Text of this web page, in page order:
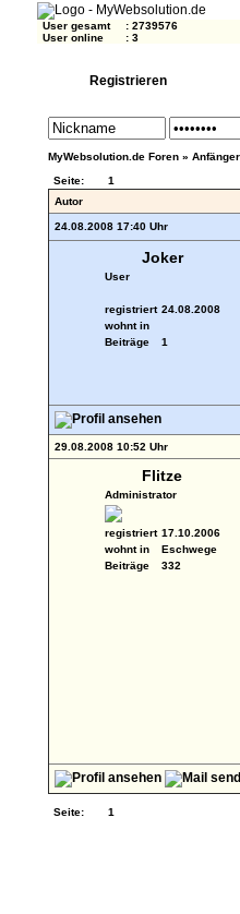
User gesamt : 2739576
User online
: 3
Registrieren
MyWebsolution.de Foren»
Seite:
1
Autor
24.08.2008 17:40 Uhr
Joker
User
registriert 24.08.2008
wohnt in
Beiträge
1
29.08.2008 10:52 Uhr
Flitze
Administrator
registriert 17.10.2006
wohnt in
Eschwege
Beiträge
332
Seite: 1